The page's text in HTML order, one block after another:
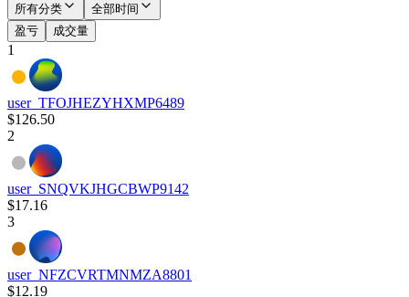
所有分类
全部时间
盈亏
成交量
1
user_TFOJHEZYHXMP6489
$126.50
2
user_SNQVKJHGCBWP9142
$17.16
3
user_NFZCVRTMNMZA8801
$12.19